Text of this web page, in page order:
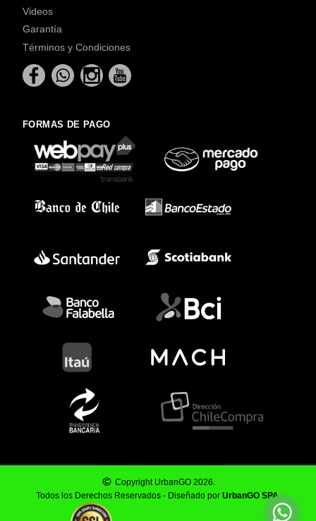
Videos
Garantía
Términos y Condiciones
FORMAS DE PAGO
Copyright UrbanGO 2026.
Todos los Derechos Reservados - Diseñado por UrbanGO SPA.